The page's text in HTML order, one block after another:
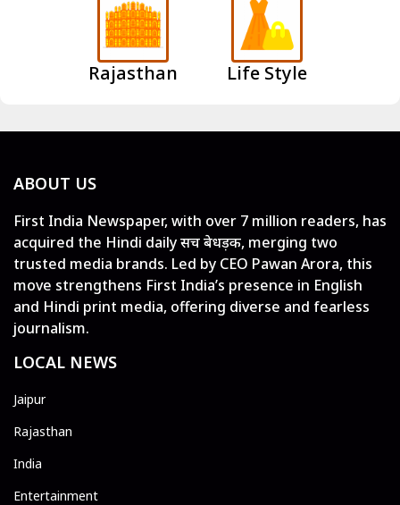
Rajasthan Life Style
ABOUT US
First India Newspaper, with over 7 million readers, has
acquired the Hindi daily सच बेधड़क, merging two
trusted media brands. Led by CEO Pawan Arora, this
move strengthens First India’s presence in English
and Hindi print media, offering diverse and fearless
journalism.
LOCAL NEWS
Jaipur
Rajasthan
India
Entertainment